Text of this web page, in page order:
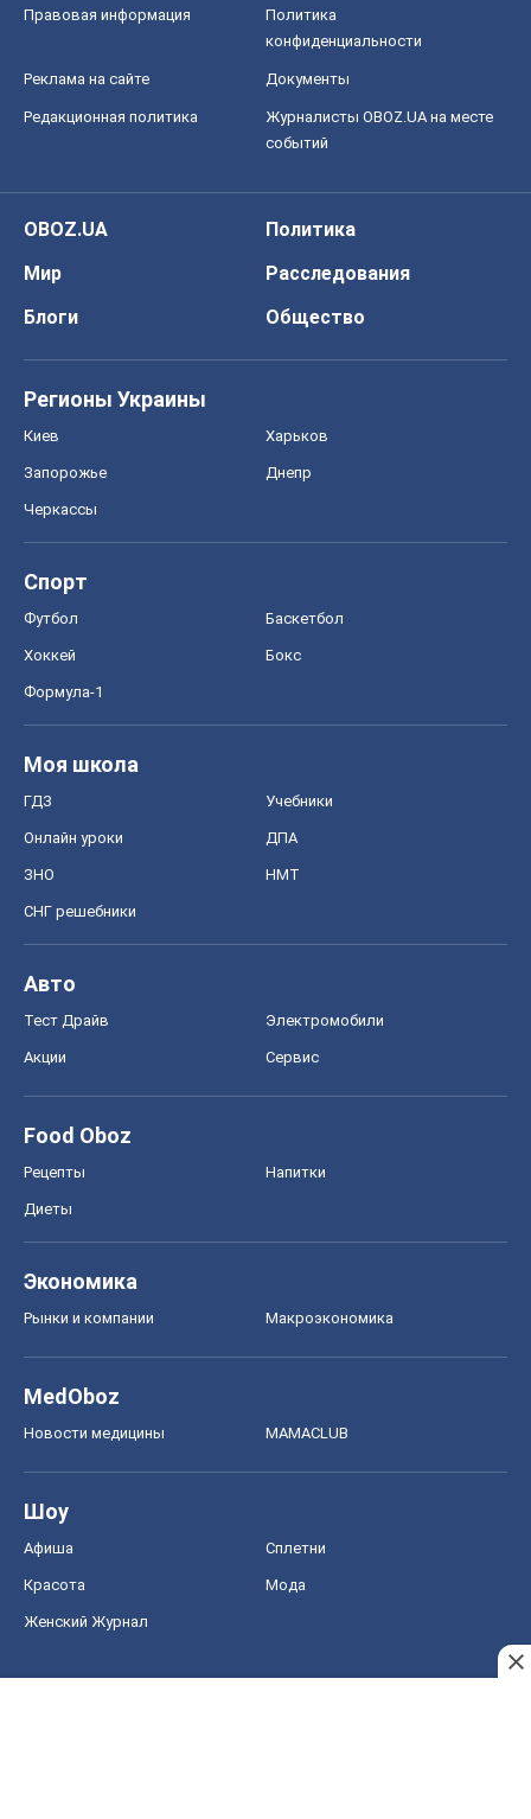
Правовая информация
Политика
конфиденциальности
Реклама на сайте Документы
Редакционная политика
Журналисты OBOZ.UA на месте
событий
OBOZ.UA
Политика
Мир
Расследования
Блоги
Общество
Регионы Украины
Киев Харьков
Запорожье Днепр
Черкассы
Спорт
Футбол Баскетбол
Хоккей Бокс
Формула-1
Моя школа
ГДЗ Учебники
Онлайн уроки ДПА
ЗНО НМТ
СНГ решебники
Авто
Тест Драйв Электромобили
Акции Сервис
Food Oboz
Рецепты Напитки
Диеты
Экономика
Рынки и компании Mакроэкономика
MedOboz
Новости медицины MAMACLUB
Шоу
Афиша Сплетни
Красота Мода
Женский Журнал